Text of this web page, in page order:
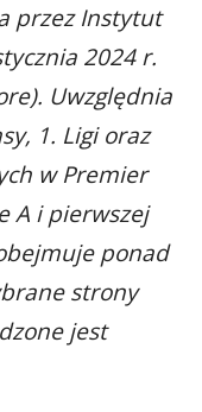
przez Instytut
2024 r.
Uwzględnia
1. Ligi oraz
w Premier
A i pierwszej
ponad
strony
jest